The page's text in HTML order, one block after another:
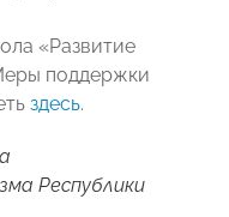
«Развитие
поддержки
здесь.
Республики